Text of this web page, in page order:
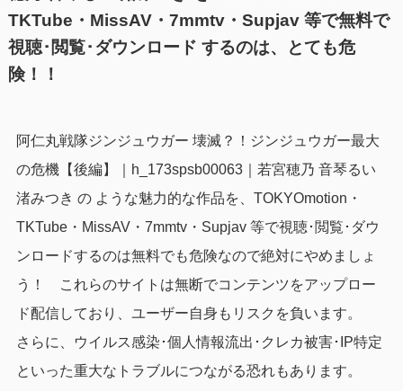
TKTube・MissAV・7mmtv・Supjav 等で無料で
視聴･閲覧･ダウンロード するのは、とても危
険！！
阿仁丸戦隊ジンジュウガー 壊滅？！ジンジュウガー最大
の危機【後編】｜h_173spsb00063｜若宮穂乃 音琴るい
渚みつき の ような魅力的な作品を、TOKYOmotion・
TKTube・MissAV・7mmtv・Supjav 等で視聴･閲覧･ダウ
ンロードするのは無料でも危険なので絶対にやめましょ
う！
これらのサイトは無断でコンテンツをアップロー
ド配信しており、ユーザー自身もリスクを負います。
さらに、ウイルス感染･個人情報流出･クレカ被害･IP特定
といった重大なトラブルにつながる恐れもあります。